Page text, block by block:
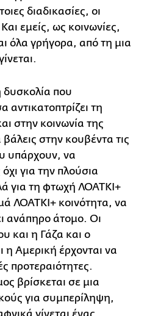
διαδικασίες, οι
εμείς, ως κοινωνίες,
όλα γρήγορα, από τη μια
δυσκολία που
τη
στην κοινωνία της
στην κουβέντα τις
υπάρχουν, να
για την πλούσια
για τη φτωχή ΛΟΑΤΚΙ+
ΛΟΑΤΚΙ+ κοινότητα, να
ανάπηρο άτομο. Οι
και η Γάζα και ο
η Αμερική έρχονται να
προτεραιότητες.
βρίσκεται σε μια
για συμπερίληψη,